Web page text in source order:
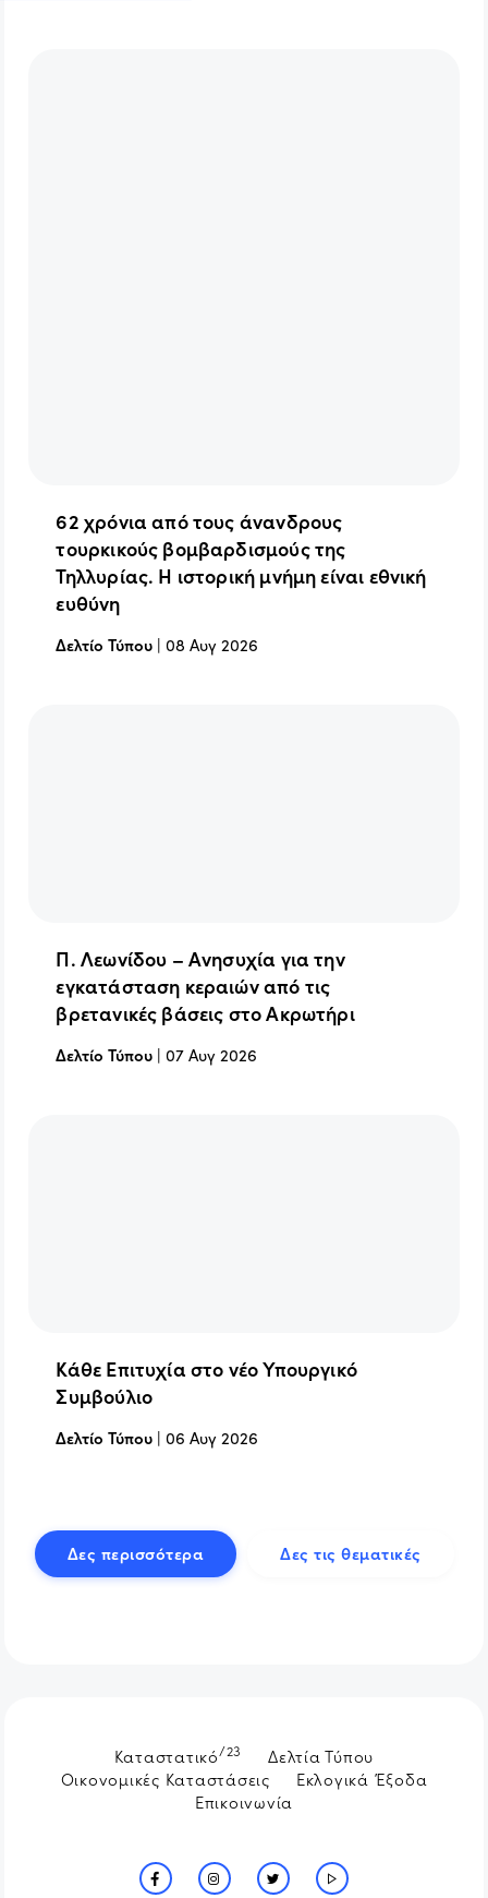
62 χρόνια από τους άνανδρους
τουρκικούς βομβαρδισμούς της
Τηλλυρίας. Η ιστορική μνήμη είναι εθνική
ευθύνη
Δελτίο Τύπου |08 Αυγ 2026
Π. Λεωνίδου – Ανησυχία για την
εγκατάσταση κεραιών από τις
βρετανικές βάσεις στο Ακρωτήρι
Δελτίο Τύπου |07 Αυγ 2026
Κάθε Επιτυχία στο νέο Υπουργικό
Συμβούλιο
Δελτίο Τύπου |06 Αυγ 2026
Δες περισσότερα Δες τις θεματικές
Καταστατικό/23
Δελτία Τύπου
Οικονομικές Καταστάσεις
Εκλογικά Έξοδα
Επικοινωνία